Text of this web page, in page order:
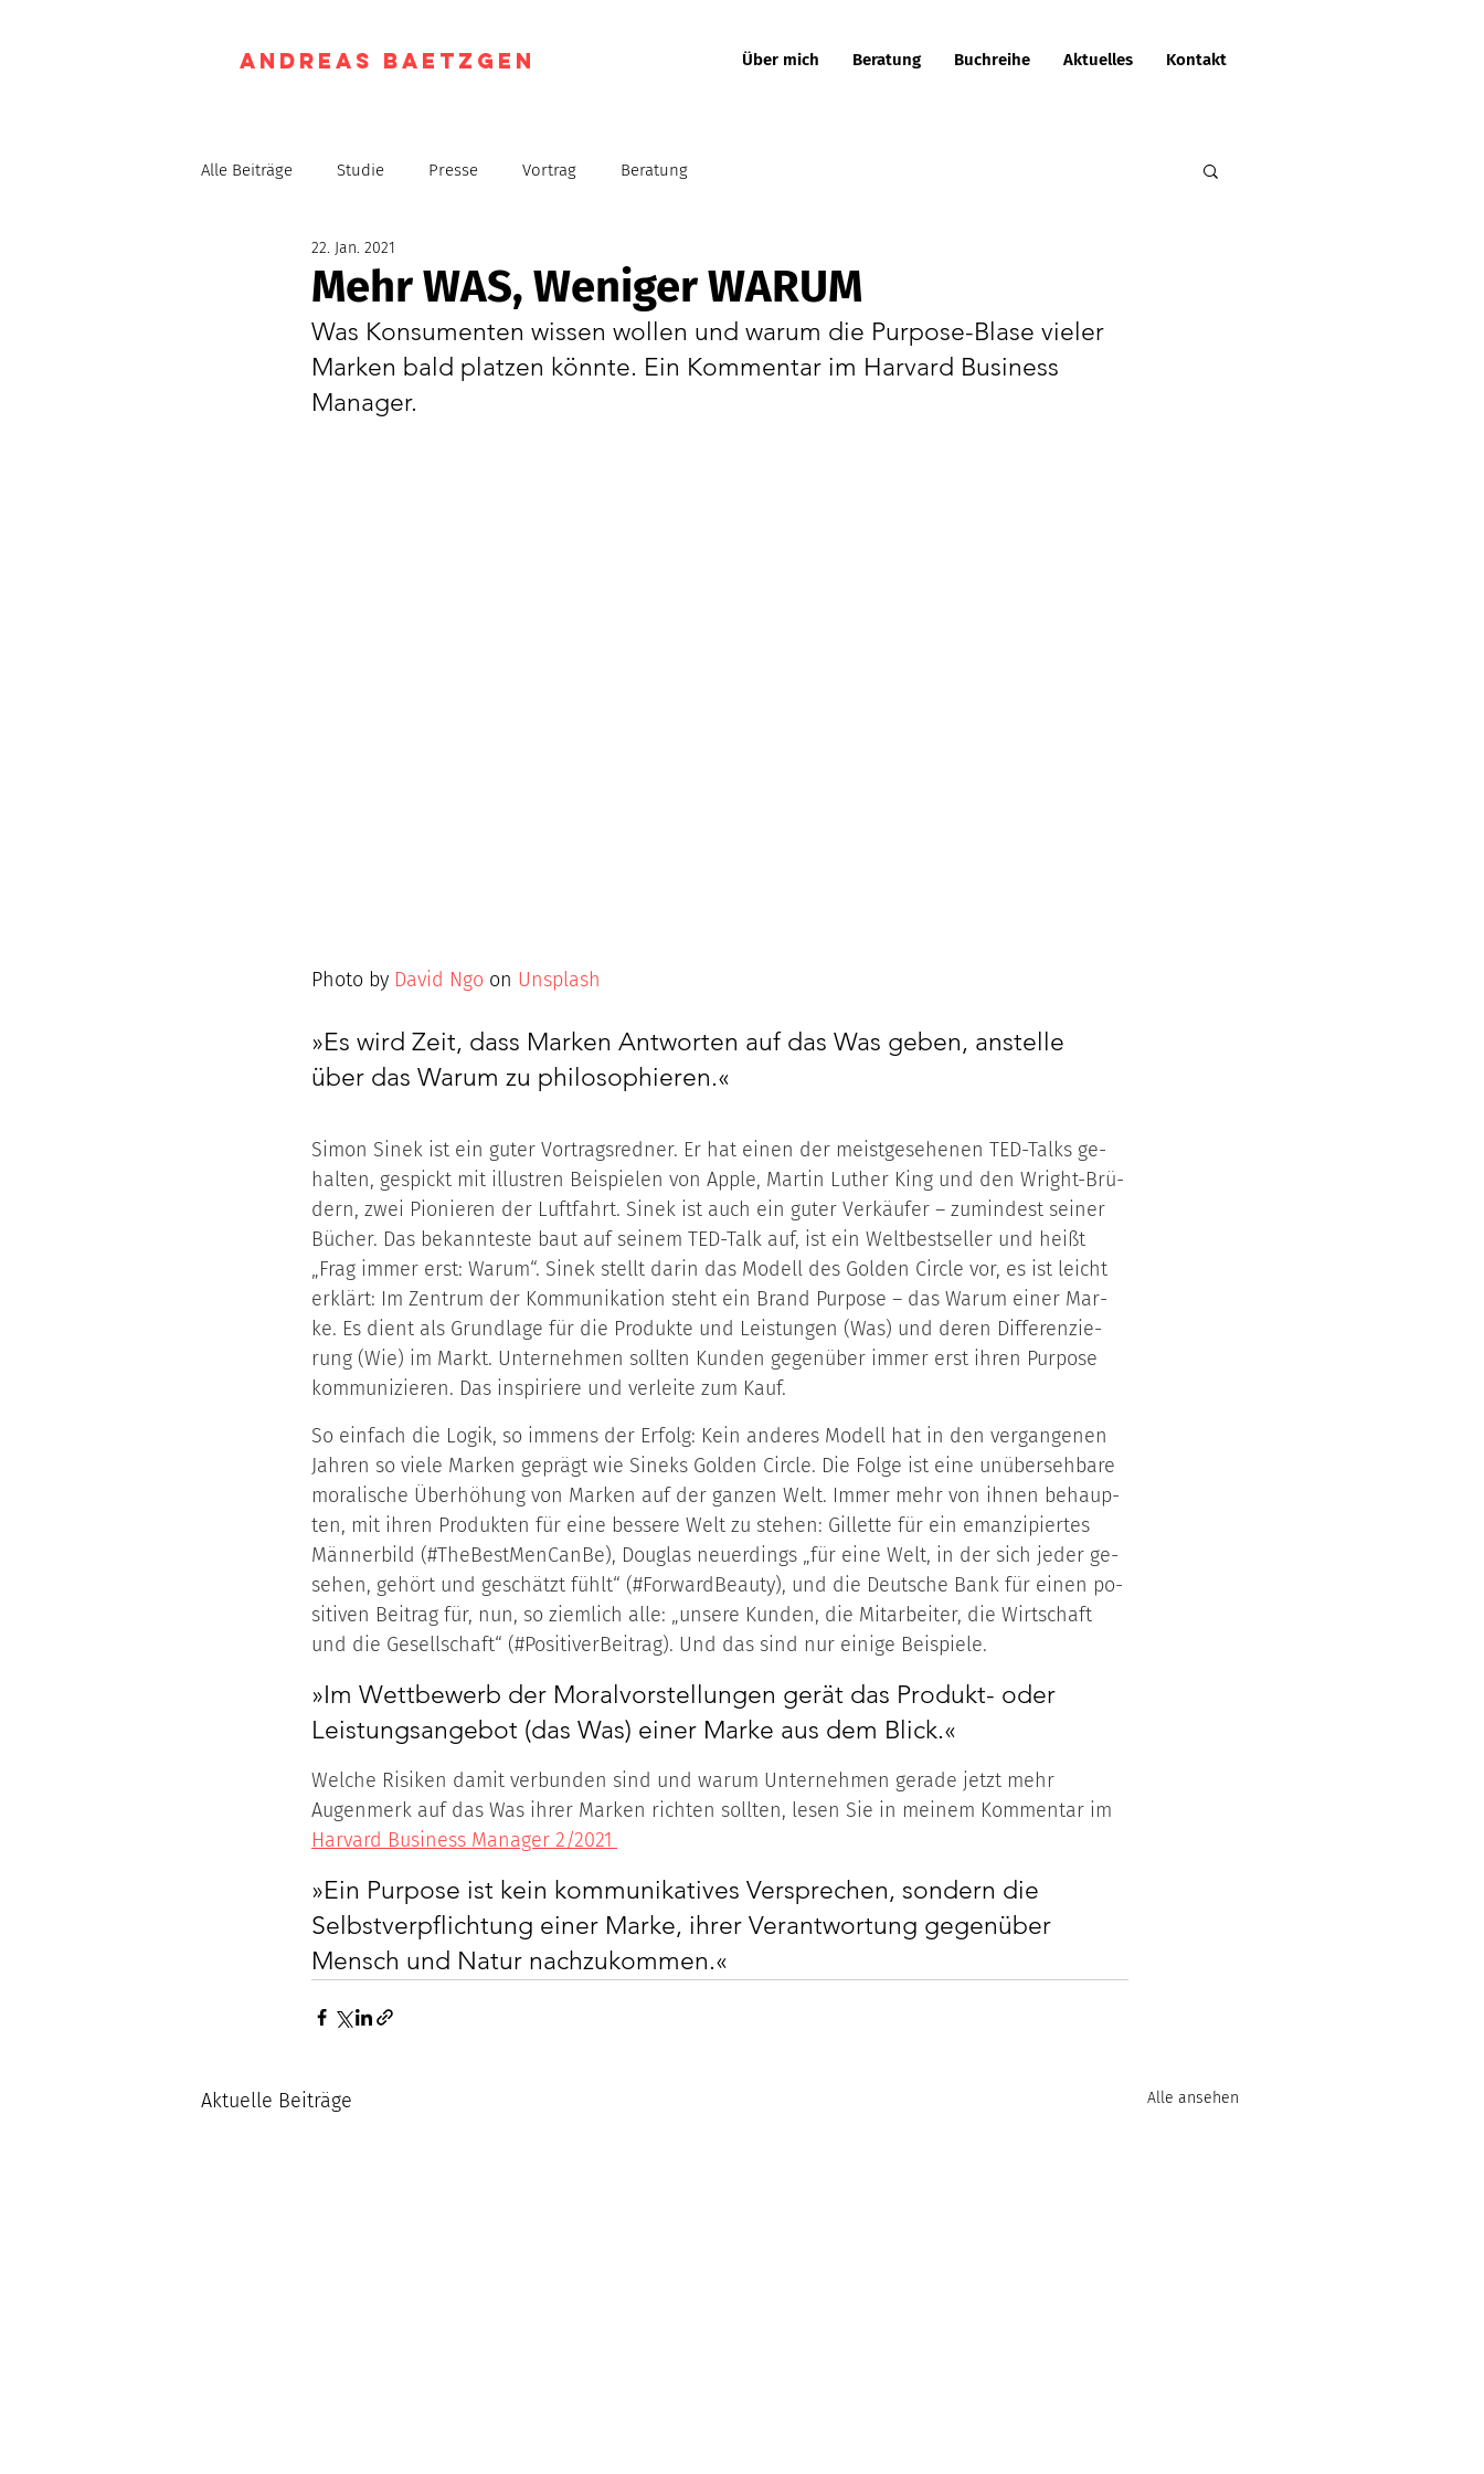
Andreas Baetzgen Über mich Beratung Buchreihe Aktuelles Kontakt
Alle Beiträge Studie Presse Vortrag Beratung
Mehr WAS, Weniger WARUM
22. Jan. 2021
Was Konsumenten wissen wollen und warum die Purpose-Blase vieler
Marken bald platzen könnte. Ein Kommentar im Harvard Business
Manager.
Photo by David Ngo on Unsplash
»Es wird Zeit, dass Marken Antworten auf das Was geben, anstelle
über das Warum zu philosophieren.«
Simon Si­nek ist ein gu­ter Vor­trags­red­ner. Er hat ei­nen der meist­ge­se­he­nen TED-Talks ge­
hal­ten, ge­spickt mit il­lus­tren Bei­spie­len von App­le, Mar­tin Lu­ther King und den Wright-Brü­
dern, zwei Pio­nie­ren der Luft­fahrt. Si­nek ist auch ein gu­ter Ver­käu­fer – zu­min­dest sei­ner
Bü­cher. Das be­kann­tes­te baut auf sei­nem TED-Talk auf, ist ein Welt­best­sel­ler und heißt
„Frag im­mer erst: War­um“. Si­nek stellt dar­in das Mo­dell des Gol­den Cir­cle vor, es ist leicht
er­klärt: Im Zen­trum der Kom­mu­ni­ka­ti­on steht ein Brand Pur­po­se – das War­um ei­ner Mar­
ke. Es dient als Grund­la­ge für die Pro­duk­te und Leis­tun­gen (Was) und de­ren Dif­fe­ren­zie­
rung (Wie) im Markt. Un­ter­neh­men soll­ten Kun­den ge­gen­über im­mer erst ih­ren Pur­po­se
kom­mu­ni­zie­ren. Das in­spi­rie­re und ver­lei­te zum Kauf.
So ein­fach die Lo­gik, so im­mens der Er­folg: Kein an­de­res Mo­dell hat in den ver­gan­ge­nen
Jah­ren so vie­le Mar­ken ge­prägt wie Si­neks Gol­den Cir­cle. Die Fol­ge ist eine un­über­seh­ba­re
mo­ra­li­sche Über­hö­hung von Mar­ken auf der gan­zen Welt. Im­mer mehr von ih­nen be­haup­
ten, mit ih­ren Pro­duk­ten für eine bes­se­re Welt zu ste­hen: Gil­let­te für ein eman­zi­pier­tes
Män­ner­bild (#The­Best­Men­Can­Be), Dou­glas neu­er­dings „für eine Welt, in der sich je­der ge­
se­hen, ge­hört und ge­schätzt fühlt“ (#For­ward­Be­au­ty), und die Deut­sche Bank für ei­nen po­
si­ti­ven Bei­trag für, nun, so ziem­lich alle: „un­se­re Kun­den, die Mit­ar­bei­ter, die Wirt­schaft
und die Ge­sell­schaft“ (#Po­si­ti­ve­r­Bei­trag). Und das sind nur ei­ni­ge Bei­spie­le.
»Im Wettbewerb der Moralvorstellungen gerät das Produkt- oder
Leistungsangebot (das Was) einer Marke aus dem Blick.«
Welche Risiken damit verbunden sind und warum Unternehmen gerade jetzt mehr
Augenmerk auf das Was ihrer Marken richten sollten, lesen Sie in meinem Kommentar im
Harvard Business Manager 2/2021
»Ein Purpose ist kein kommunikatives Versprechen, sondern die
Selbstverpflichtung einer Marke, ihrer Verantwortung gegenüber
Mensch und Natur nachzukommen.«
Aktuelle Beiträge Alle ansehen